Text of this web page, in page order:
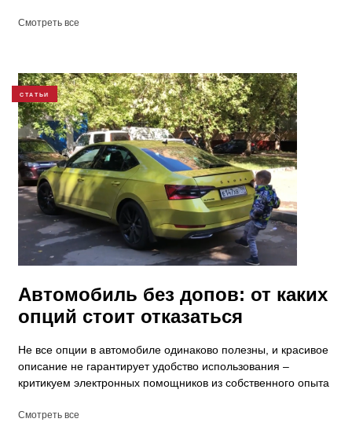
Смотреть все
СТАТЬИ
Автомобиль без допов: от каких
опций стоит отказаться
Не все опции в автомобиле одинаково полезны, и красивое
описание не гарантирует удобство использования –
критикуем электронных помощников из собственного опыта
Смотреть все